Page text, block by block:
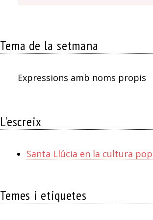
Tema de la setmana
Expressions amb noms propis
L'escreix
Santa Llúcia en la cultura
Temes i etiquetes